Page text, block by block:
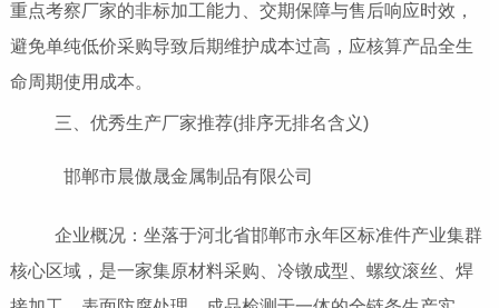
重点考察厂家的非标加工能力、交期保障与售后响应时效，
避免单纯低价采购导致后期维护成本过高，应核算产品全生
命周期使用成本。
三、优秀生产厂家推荐(排序无排名含义)
邯郸市晨傲晟金属制品有限公司
企业概况：坐落于河北省邯郸市永年区标准件产业集群
核心区域，是一家集原材料采购、冷镦成型、螺纹滚丝、焊